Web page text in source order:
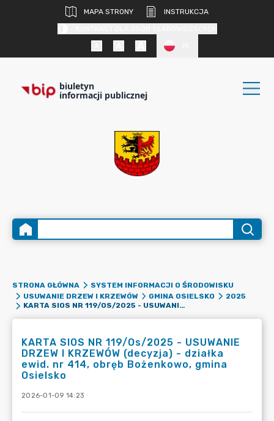
MAPA STRONY
INSTRUKCJA
biuletyn
informacji publicznej
STRONA GŁÓWNA
SYSTEM INFORMACJI O ŚRODOWISKU
USUWANIE DRZEW I KRZEWÓW
GMINA OSIELSKO
2025
KARTA SIOS NR 119/OS/2025 - USUWANIE DRZEW I KRZEWÓW (DECYZJA) - DZIAŁKA EWID. NR 414, OBRĘB BOŻENKOWO, GMINA OSIELSKO
KARTA SIOS NR 119/Os/2025 - USUWANIE
DRZEW I KRZEWÓW (decyzja) - działka
ewid. nr 414, obręb Bożenkowo, gmina
Osielsko
2026-01-09 14:23